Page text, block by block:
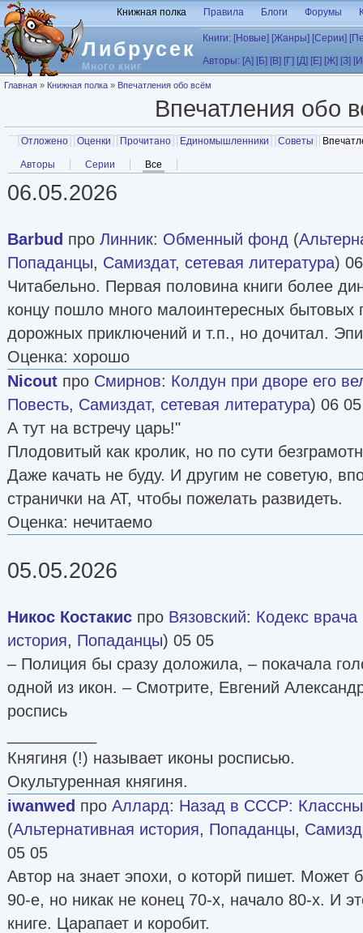
Перейти к основному содержанию
Либрусек
Много книг
Книжная полка Правила Блоги Форумы
Книги: [Новые] [Жанры] [Серии]
Авторы: [А] [Б] [В] [Г] [Д] [Е] [Ж] [З]
Вы здесь
Главная » Книжная полка » Впечатления обо всём
Впечатления обо
Главные вкладки
Отложено Оценки Прочитано Единомышленники Советы
Вторичные вкладки
Авторы Серии Все
06.05.2026
Barbud про Линник: Обменный фонд (
Попаданцы, Самиздат, сетевая литература)
Читабельно. Первая половина книги более
концу пошло много малоинтересных бытовых
дорожных приключений и т.п., но дочитал.
Оценка: хорошо
Nicout про Смирнов: Колдун при дворе его
Повесть, Самиздат, сетевая литература) 06 05
А тут на встречу царь!"
Плодовитый как кролик, но по сути
Даже качать не буду. И другим не советую,
странички на АТ, чтобы пожелать развидеть.
Оценка: нечитаемо
05.05.2026
Никос Костакис про Вязовский: Кодекс врача
история, Попаданцы) 05 05
– Полиция бы сразу доложила, – покачала
одной из икон. – Смотрите, Евгений
роспись
Княгиня (!) называет иконы росписью.
Окультуренная княгиня.
iwanwed про Аллард: Назад в СССР:
(Альтернативная история, Попаданцы,
05 05
Автор на знает эпохи, о которй пишет. Может
90-е, но никак не конец 70-х, начало 80-х. И
книге. Царапает и коробит.